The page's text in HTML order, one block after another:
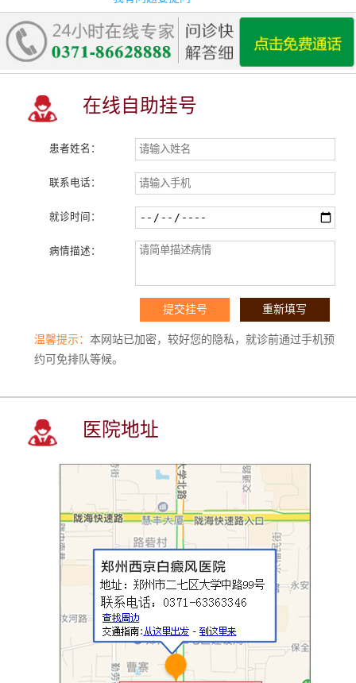
在线自助挂号
患者姓名：
联系电话：
就诊时间：
病情描述：
温馨提示：本网站已加密，较好您的隐私，就诊前通过手机预
约可免排队等候。
医院地址